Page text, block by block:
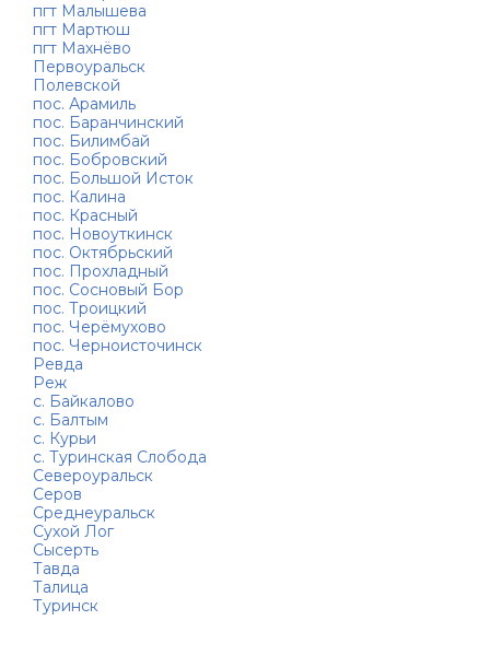
пгт Малышева
пгт Мартюш
пгт Махнёво
Первоуральск
Полевской
пос. Арамиль
пос. Баранчинский
пос. Билимбай
пос. Бобровский
пос. Большой Исток
пос. Калина
пос. Красный
пос. Новоуткинск
пос. Октябрьский
пос. Прохладный
пос. Сосновый Бор
пос. Троицкий
пос. Черёмухово
пос. Черноисточинск
Ревда
Реж
с. Байкалово
с. Балтым
с. Курьи
с. Туринская Слобода
Североуральск
Серов
Среднеуральск
Сухой Лог
Сысерть
Тавда
Талица
Туринск